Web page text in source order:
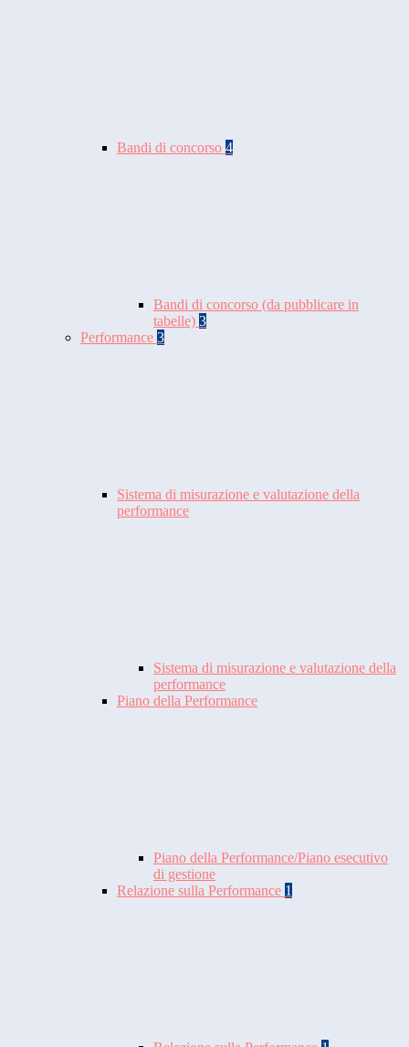
Bandi di concorso 4
Bandi di concorso (da pubblicare in
tabelle) 3
Performance 3
Sistema di misurazione e valutazione della
performance
Sistema di misurazione e valutazione della
performance
Piano della Performance
Piano della Performance/Piano esecutivo
di gestione
Relazione sulla Performance 1